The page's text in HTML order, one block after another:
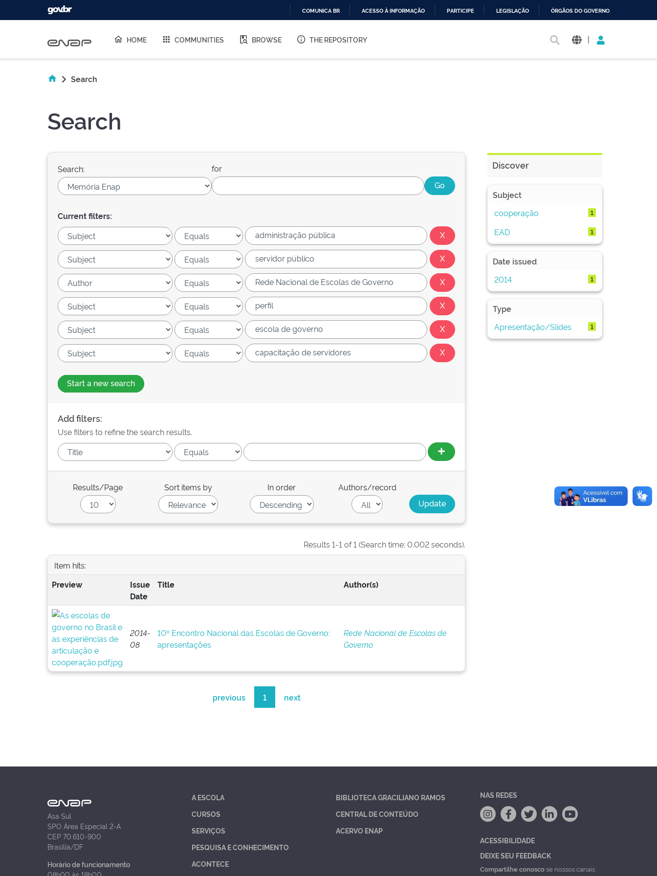
O
COMUNICA BR ACESSO À INFORMAÇÃO PARTICIPE LEGISLAÇÃO ÓRGÃOS DO GOVERNO
HOME COMMUNITIES BROWSE THE REPOSITORY |
Search
Search
Search: for
Current filters:
Start a new search
Add filters:
Use filters to refine the search results.
Results/Page Sort items by In order Authors/record
Results 1-1 of 1 (Search time: 0.002 seconds).
Item hits:
Preview
Issue
Date
Title Author(s)
2014-
08
10º Encontro Nacional das Escolas de Governo:
apresentações
Rede Nacional de Escolas de
Governo
previous 1 next
Discover
Subject
cooperação
1
EAD 1
Date issued
2014
1
Type
Apresentação/Slides
1
Asa Sul
SPO Área Especial 2-A
CEP 70.610-900
Brasília/DF
Horário de funcionamento
A ESCOLA
CURSOS
SERVIÇOS
PESQUISA E CONHECIMENTO
ACONTECE
BIBLIOTECA GRACILIANO RAMOS
CENTRAL DE CONTEÚDO
ACERVO ENAP
NAS REDES
ACESSIBILIDADE
DEIXE SEU FEEDBACK
Compartilhe conoscose nossos canais